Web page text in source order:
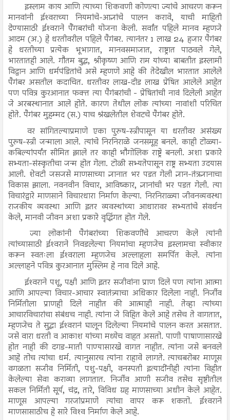
इस्लाम काय आणि त्याच्या शिकवणी कोणत्या ज्यांचे आचरण करून
मानवांनी ईश्‍वराच्या नियमांचे-आज्ञांचे पालन करावे, याची माहिती
देण्यासाठी ईश्‍वराने पैंगबरांची योजना केली. सर्वांत पहिले मानव म्हणजे
आदम (अ.) हे धरतीवरील पहिले पैगंबर. त्यानंतर 1 लाख 24 हजार पैगंबर
हे धरतीच्या प्रत्येक भूभागात, मानवसमाजात, राष्ट्रात पाठवले गेले,
भारतातही आले. गौतम बुद्ध, श्रीकृष्ण आणि राम यांच्या बाबतीत इस्लामी
विद्वान आणि धर्मपंडितांचे असे म्हणणे आहे की तेदेखील भारतात आलेले
पैगंबर असतील कदाचित. धरतीवर लाख-दीड लाख प्रेषित आलेले आहेत
पण पवित्र कुरआनात फक्त त्या पैगंबरांची - प्रेषितांची नावं दिलेली आहेत
जे अरबस्थानात आले होते. कारण तेथील लोक त्यांच्या नावांशी परिचित
होते. पैगंबर मुहम्मद (स.) याच श्रंखलेतील शेवटचे पैगंबर होते.
वर सांगितल्याप्रमाणे एका पुरुष-स्त्रीपासून या धरतीवर असंख्य
पुरुष-स्त्री जन्माला आले. त्यांचे निरनिराळे जनसमूह बनले. काही टोळ्या-
कबिल्यांपर्यंत सीमित झाले तर काही भौगोलिक राष्ट्रे बनली. अशा प्रकारे
सभ्यता-संस्कृतीचा जन्म होत गेला. टोळी सभ्यतेपासून राष्ट्र सभ्यता उदयास
आली. शेवटी जसजसे माणसाच्या ज्ञानात भर पडत गेली ज्ञान-तंत्रज्ञानाचा
विकास झाला. नवनवीन विचार, आविष्कार, ज्ञानांची भर पडत गेली. त्या
विचारंद्वारे माणसाने विचारधारा निर्माण केल्या. निरनिराळ्या जीवनव्यवस्था
राजकीय व्यवस्था आणि इतर व्यवस्थांच्या आधारावर सभ्यतांचे संवर्धन
केले, मानवी जीवन अशा प्रकारे वृद्धिंगत होत गेले.
ज्या लोकांनी पैगंबरांच्या शिकवणींचे आचरण केले त्यांनी
त्यांच्यासाठी ईश्‍वराने निवडलेल्या नियमांचा म्हणजेच इस्लामचा स्वीकार
करून स्वतःला ईश्‍वराला म्हणजेच अल्लाहला समर्पित केले. त्यांना
अल्लाहने पवित्र कुरआनात मुस्लिम हे नाव दिले आहे.
ईश्‍वराने पशू, पक्षी आणि इतर सजीवांना प्राण दिले पण त्यांना आत्मा
आणि आपल्या विचार-आचार स्वातंत्र्याचा अधिकार दिलेला नाही. निर्जीव
निर्मितीला प्राणही दिले नाहीत की आत्माही नाही. तेव्हा त्यांच्या
आचारविचारांचा संबंधच नाही. त्यांना जे विहित केले आहे तसेच ते वागतात,
म्हणजेच ते सुद्धा ईश्‍वरानं घालून दिलेल्या नियमांचे पालन करत असतात.
जसे वारा धरती व आकाश यांच्या मध्येच वाहत असतो. पाणी पाषाणासारखे
होत नाही की दगड-माती पाण्यासारखे वागत नाहीत. त्यांना जसे बनवले
आहे तोच त्यांचा धर्म. त्यानुसारच त्यांना राहावे लागते. त्याचबरोबर माणूस
वगळता सजीव निर्मिती, पशु-पक्षी, वनस्पती इत्यादींनीही त्यांना विहीत
केलेल्या सेवा कराव्या लागतात. निर्जीव आणी सजीव तसेच सृष्टीतील
सकल निर्मिती सूर्य, चंद्र, तारे, विविध ग्रह माणसाच्या अधीन केले आहेत.
माणूस आपल्या गरजांप्रमाणे त्यांचा वापर करू शकतो. ईश्‍वराने
माणसासाठीच हे सारे विश्‍व निर्माण केले आहे.